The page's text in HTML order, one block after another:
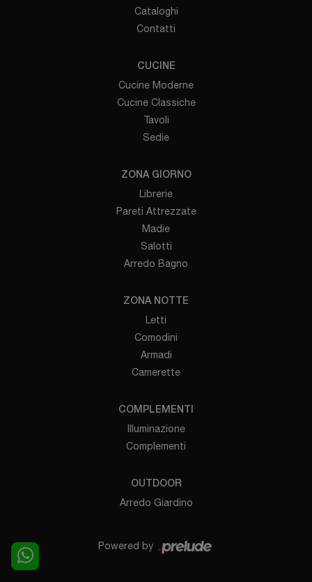
Cataloghi
Contatti
CUCINE
Cucine Moderne
Cucine Classiche
Tavoli
Sedie
ZONA GIORNO
Librerie
Pareti Attrezzate
Madie
Salotti
Arredo Bagno
ZONA NOTTE
Letti
Comodini
Armadi
Camerette
COMPLEMENTI
Illuminazione
Complementi
OUTDOOR
Arredo Giardino
Powered by